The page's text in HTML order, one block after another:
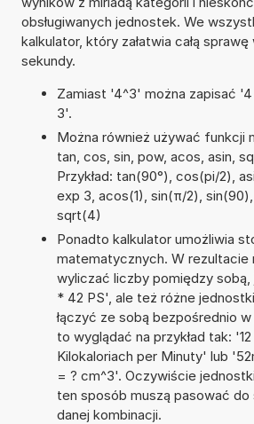
obsługiwanych jednostek. We
kalkulator, który załatwia całą sprawę
sekundy.
Zamiast '4^3' można zapisać
3'.
Można również używać funkcji
tan, cos, sin, pow, acos, asin,
Przykład: tan(90°), cos(pi/2),
exp 3, acos(1), sin(π/2),
sqrt(4)
Ponadto kalkulator umożliwia
matematycznych. W rezultacie
wyliczać liczby pomiędzy sobą,
* 42 PS', ale też różne
łączyć ze sobą bezpośrednio
to wyglądać na przykład tak:
Kilokaloriach per Minuty' lub
= ? cm^3'. Oczywiście
ten sposób muszą pasować
danej kombinacji.